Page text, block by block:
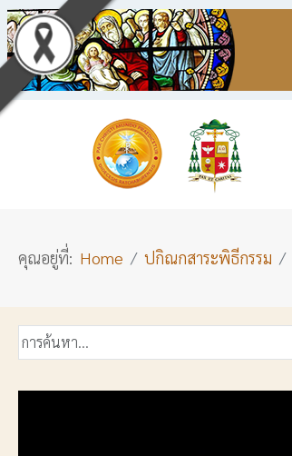
คุณอยู่ที่: Home ปกิณกสาระพิธีกรรม